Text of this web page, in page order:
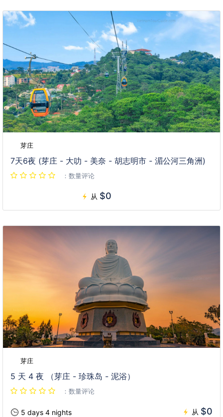
芽庄
7天6夜 (芽庄 - 大叻 - 美奈 - 胡志明市 - 湄公河三角洲)
：数量评论
从 $0
芽庄
5 天 4 夜 （芽庄 - 珍珠岛 - 泥浴）
：数量评论
5 days 4 nights 从 $0